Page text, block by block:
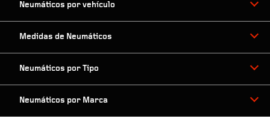
Neumáticos por vehículo
Medidas de Neumáticos
Neumáticos por Tipo
Neumáticos por Marca